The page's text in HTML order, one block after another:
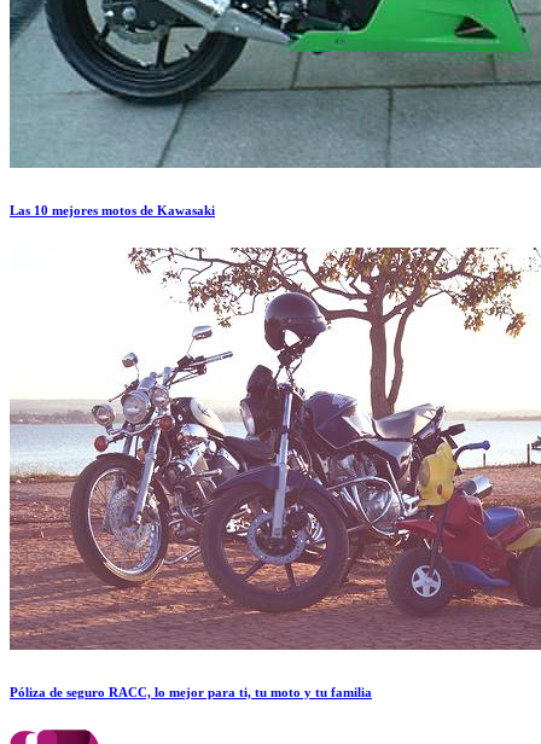
Las 10 mejores motos de Kawasaki
Póliza de seguro RACC, lo mejor para ti, tu moto y tu familia